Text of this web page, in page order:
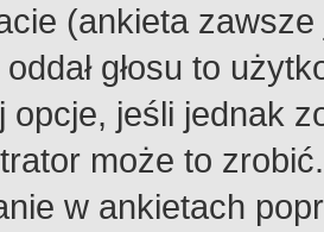
(ankieta
głosu to
opcje, jeśli jednak
może to
w ankietach